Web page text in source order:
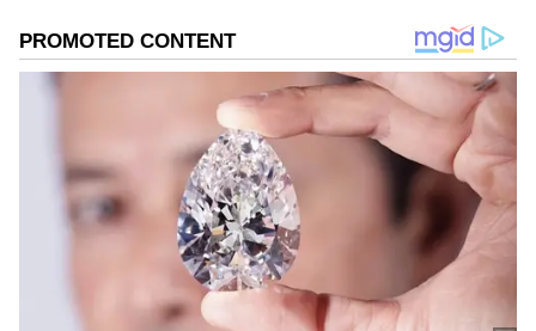
ವಿಶ್ವವಿಖ್ಯಾತ ಬೆಂಗಳೂರು ಕರಗ ಮಹೋತ್ಸವದ ಪೂಜಾ
ಸ್ಥಳವಾದ ಶ್ರೀಕಂಠೀರವ ಕ್ರೀಡಾಂಗಣದ ಆವರಣದಲ್ಲಿರುವ
ಹಸಿ ಕರಗ ಮಂಟಪವನ್ನು 4 ಕೋಟಿ ರು. ಮೊತ್ತದಲ್ಲಿ ಅಭಿವೃದ್ಧಿ
ಪಡಿಸಲು ಬೆಂಗಳೂರು ಅಭಿವೃದ್ಧಿ ಪ್ರಾಧಿಕಾರ(ಬಿಡಿಎ)
ನಿರ್ಧರಿಸಿದೆ.
ಶುಕ್ರವಾರ ವಹ್ನಿಕುಲ ಕ್ಷತ್ರಿಯ ಸಮಾಜದ ಮುಖಂಡರ ಜತೆಗೆ
ಸಭೆ ನಡೆಸಿದ ಬಿಡಿಎ ಅಧ್ಯಕ್ಷ ಎಸ್‌.ಆರ್‌.ವಿಶ್ವನಾಥ್‌ ಮತ್ತು
ಆಯುಕ್ತ ರಾಜೇಶ್‌ಗೌಡ ಈ ನಿರ್ಧಾರ ಕೈಗೊಂಡಿದ್ದಾರೆ.